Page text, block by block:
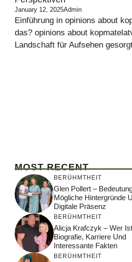
January 12, 2025Admin
Einführung in opinions about
das? opinions about
Landschaft für Aufsehen
MOST RECENT
BERÜHMTHEIT
Glen Pollert –
Mögliche Hintergründe
Digitale Präsenz
BERÜHMTHEIT
Alicja Krafczyk – Wer
Biografie, Karriere Und
Interessante Fakten
BERÜHMTHEIT